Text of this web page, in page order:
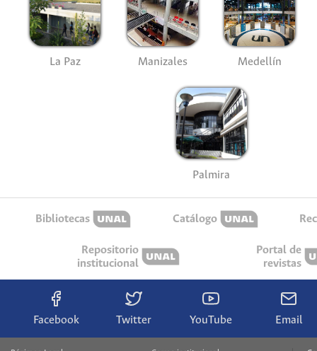
La Paz Manizales Medellín
Palmira
Bibliotecas Catálogo
Repositorio
institucional
Portal de
revistas
Facebook Twitter YouTube Email